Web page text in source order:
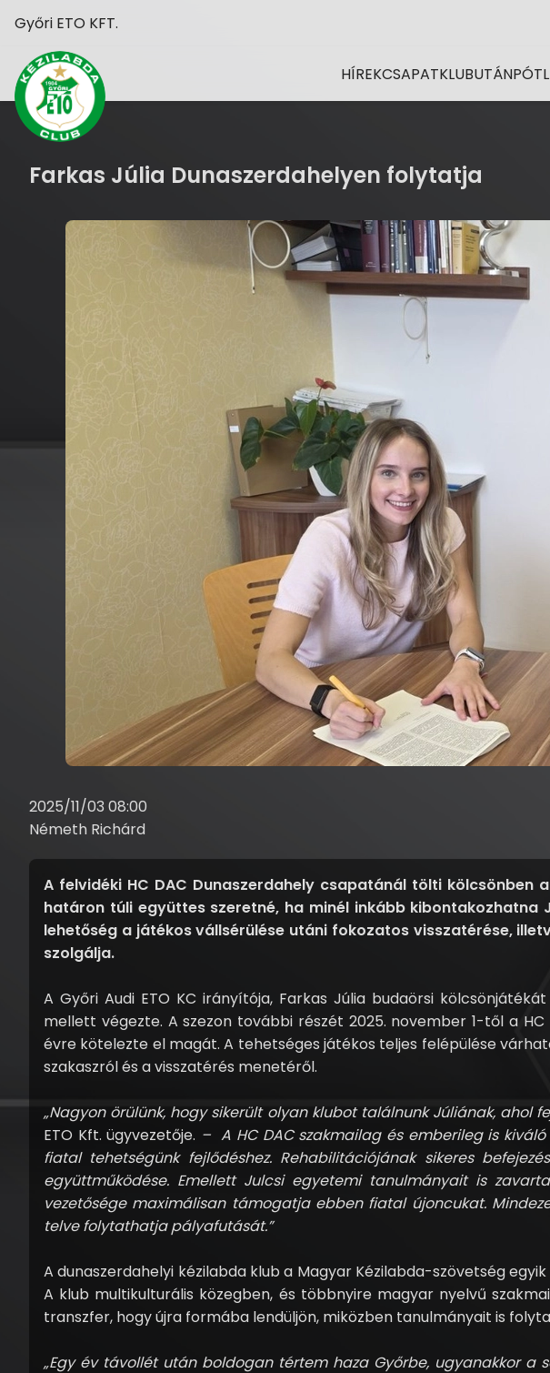
Győri ETO KFT.
HÍREKCSAPATKLUB
Farkas Júlia Dunaszerdahelyen folytatja
2025/11/03 08:00
Németh Richárd
A felvidéki HC DAC Dunaszerdahely csapatánál tölti
határon túli együttes szeretné, ha minél inkább
lehetőség a játékos vállsérülése utáni fokozatos visszatérése,
szolgálja.
A Győri Audi ETO KC irányítója, Farkas Júlia budaörsi
mellett végezte. A szezon további részét 2025. november 1-től a
évre kötelezte el magát. A tehetséges játékos teljes felépülése
szakaszról és a visszatérés menetéről.
„Nagyon örülünk, hogy sikerült olyan klubot találnunk Júliának, ahol
ETO Kft. ügyvezetője. – A HC DAC szakmailag és emberileg is
fiatal tehetségünk fejlődéshez. Rehabilitációjának sikeres
együttműködése. Emellett Julcsi egyetemi tanulmányait is
vezetősége maximálisan támogatja ebben fiatal újoncukat.
telve folytathatja pályafutását.”
A dunaszerdahelyi kézilabda klub a Magyar Kézilabda-szövetség
A klub multikulturális közegben, és többnyire magyar nyelvű
transzfer, hogy újra formába lendüljön, miközben tanulmányait is
„Egy év távollét után boldogan tértem haza Győrbe, ugyanakkor a